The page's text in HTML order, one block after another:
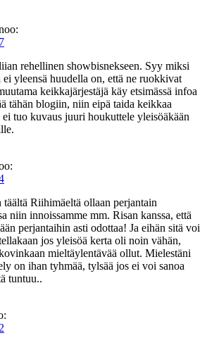
rehellinen showbisnekseen. Syy miksi
ei yleensä huudella on, että ne ruokkivat
keikkajärjestäjä käy etsimässä infoa
tähän blogiin, niin eipä taida keikkaa
ei tuo kuvaus juuri houkuttele yleisöäkään
Riihimäeltä ollaan perjantain
niin innoissamme mm. Risan kanssa, että
perjantaihin asti odottaa! Ja eihän sitä voi
jos yleisöä kerta oli noin vähän,
mieltäylentävää ollut. Mielestäni
on ihan tyhmää, tylsää jos ei voi sanoa
tuntuu..